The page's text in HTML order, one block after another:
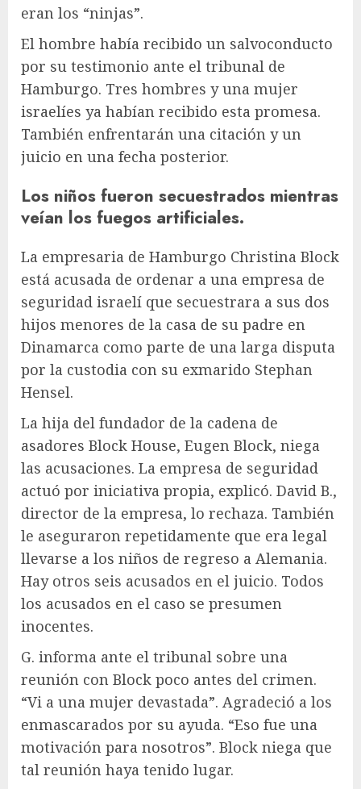
eran los “ninjas”.
El hombre había recibido un salvoconducto
por su testimonio ante el tribunal de
Hamburgo. Tres hombres y una mujer
israelíes ya habían recibido esta promesa.
También enfrentarán una citación y un
juicio en una fecha posterior.
Los niños fueron secuestrados mientras
veían los fuegos artificiales.
La empresaria de Hamburgo Christina Block
está acusada de ordenar a una empresa de
seguridad israelí que secuestrara a sus dos
hijos menores de la casa de su padre en
Dinamarca como parte de una larga disputa
por la custodia con su exmarido Stephan
Hensel.
La hija del fundador de la cadena de
asadores Block House, Eugen Block, niega
las acusaciones. La empresa de seguridad
actuó por iniciativa propia, explicó. David B.,
director de la empresa, lo rechaza. También
le aseguraron repetidamente que era legal
llevarse a los niños de regreso a Alemania.
Hay otros seis acusados ​​en el juicio. Todos
los acusados ​​en el caso se presumen
inocentes.
G. informa ante el tribunal sobre una
reunión con Block poco antes del crimen.
“Vi a una mujer devastada”. Agradeció a los
enmascarados por su ayuda. “Eso fue una
motivación para nosotros”. Block niega que
tal reunión haya tenido lugar.